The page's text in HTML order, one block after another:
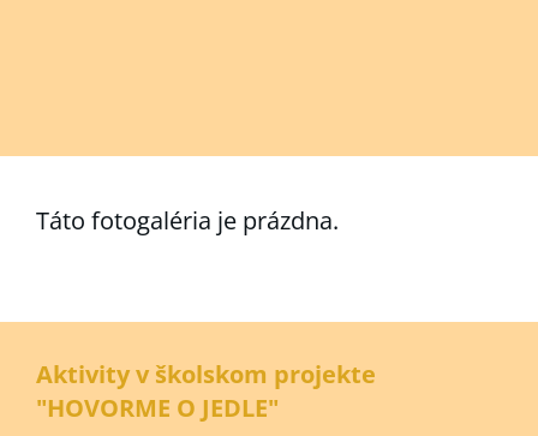
Táto fotogaléria je prázdna.
Aktivity v školskom projekte
"HOVORME O JEDLE"